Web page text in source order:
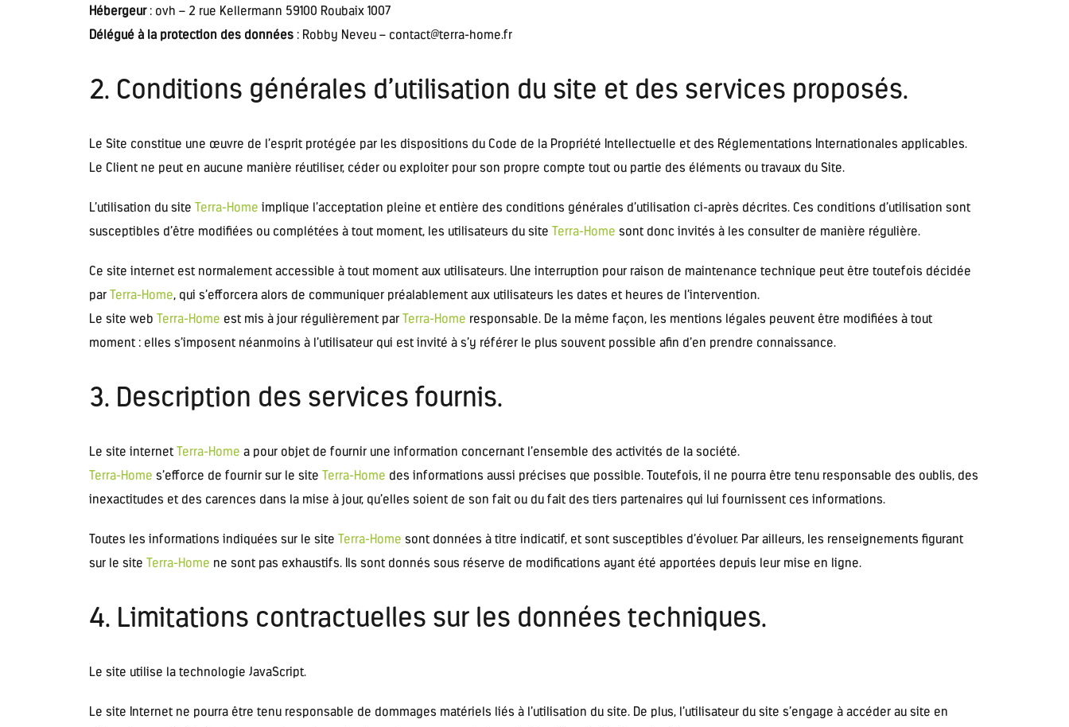
Hébergeur: ovh – 2 rue Kellermann 59100 Roubaix 1007
Délégué à la protection des données : Robby Neveu – contact@terra-home.fr
2. Conditions générales d’utilisation du site et des services proposés.
Le Site constitue une œuvre de l’esprit protégée par les dispositions du Code de la Propriété Intellectuelle et des Réglementations Internationales applicables.
Le Client ne peut en aucune manière réutiliser, céder ou exploiter pour son propre compte tout ou partie des éléments ou travaux du Site.
L’utilisation du site Terra-Home implique l’acceptation pleine et entière des conditions générales d’utilisation ci-après décrites. Ces conditions d’utilisation sont
susceptibles d’être modifiées ou complétées à tout moment, les utilisateurs du site Terra-Home sont donc invités à les consulter de manière régulière.
Ce site internet est normalement accessible à tout moment aux utilisateurs. Une interruption pour raison de maintenance technique peut être toutefois décidée
par Terra-Home, qui s’efforcera alors de communiquer préalablement aux utilisateurs les dates et heures de l’intervention.
Le site web Terra-Home est mis à jour régulièrement par Terra-Home responsable. De la même façon, les mentions légales peuvent être modifiées à tout
moment : elles s’imposent néanmoins à l’utilisateur qui est invité à s’y référer le plus souvent possible afin d’en prendre connaissance.
3. Description des services fournis.
Le site internet Terra-Home a pour objet de fournir une information concernant l’ensemble des activités de la société.
Terra-Home s’efforce de fournir sur le site Terra-Home des informations aussi précises que possible. Toutefois, il ne pourra être tenu responsable des oublis, des
inexactitudes et des carences dans la mise à jour, qu’elles soient de son fait ou du fait des tiers partenaires qui lui fournissent ces informations.
Toutes les informations indiquées sur le site Terra-Home sont données à titre indicatif, et sont susceptibles d’évoluer. Par ailleurs, les renseignements figurant
sur le site Terra-Home ne sont pas exhaustifs. Ils sont donnés sous réserve de modifications ayant été apportées depuis leur mise en ligne.
4. Limitations contractuelles sur les données techniques.
Le site utilise la technologie JavaScript.
Le site Internet ne pourra être tenu responsable de dommages matériels liés à l’utilisation du site. De plus, l’utilisateur du site s’engage à accéder au site en